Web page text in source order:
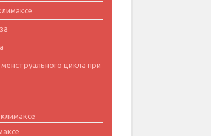
цикла при